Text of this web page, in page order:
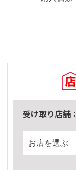
受け取り店舗：
お店を選ぶ